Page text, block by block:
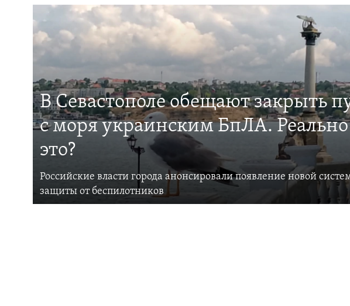
В Севастополе обещают закрыть
с моря украинским БпЛА.
это?
Российские власти города анонсировали появление новой
защиты от беспилотников